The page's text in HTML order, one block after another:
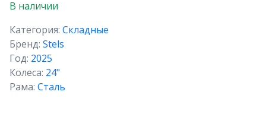
В наличии
Категория: Складные
Бренд: Stels
Год: 2025
Колеса: 24"
Рама: Сталь